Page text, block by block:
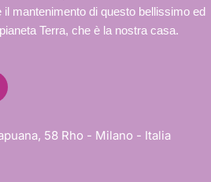
il mantenimento di questo bellissimo ed
Terra, che è la nostra casa.
58 Rho - Milano - Italia